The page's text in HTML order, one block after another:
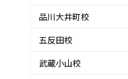
品川大井町校
五反田校
武蔵小山校